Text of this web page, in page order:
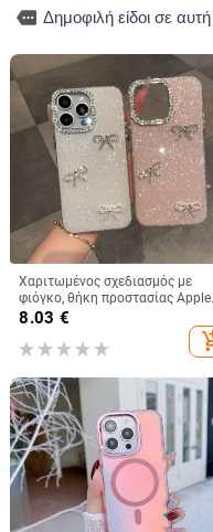
more Δημοφιλή είδοι σε
Χαριτωμένος σχεδιασμός με
φιόγκο, θήκη προστασίας Apple
iPhone 11–15 Pro Max, πλήρης
8.03 €